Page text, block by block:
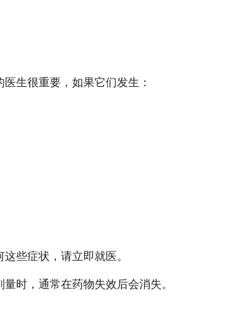
生很重要，如果它们发生：
些症状，请立即就医。
时，通常在药物失效后会消失。